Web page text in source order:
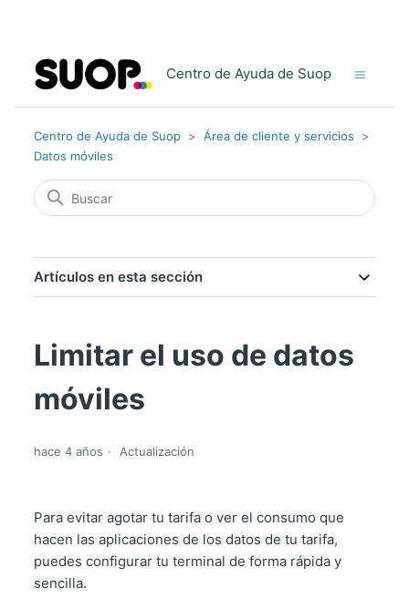
Centro de Ayuda de Suop
Centro de Ayuda de Suop
Área de cliente y servicios
Datos móviles
Artículos en esta sección
Limitar el uso de datos
móviles
hace 4 años Actualización
Para evitar agotar tu tarifa o ver el consumo que
hacen las aplicaciones de los datos de tu tarifa,
puedes configurar tu terminal de forma rápida y
sencilla.